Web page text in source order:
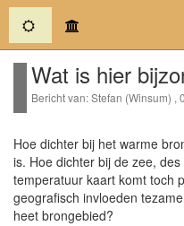
(current)
Wat is hier
Bericht van: Stefan (Winsum) ,
Hoe dichter bij het warme
is. Hoe dichter bij de zee,
temperatuur kaart komt toch
geografisch invloeden
heet brongebied?